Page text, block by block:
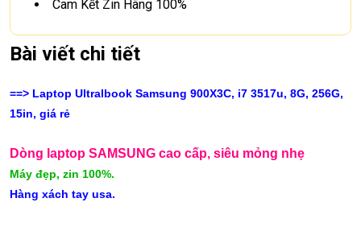
Cam Kết Zin Hãng 100%
Bài viết chi tiết
==> Laptop Ultralbook Samsung 900X3C, i7 3517u, 8G, 256G,
15in, giá rẻ
Dòng laptop SAMSUNG cao cấp, siêu mỏng nhẹ
Máy đẹp, zin 100%.
Hàng xách tay usa.